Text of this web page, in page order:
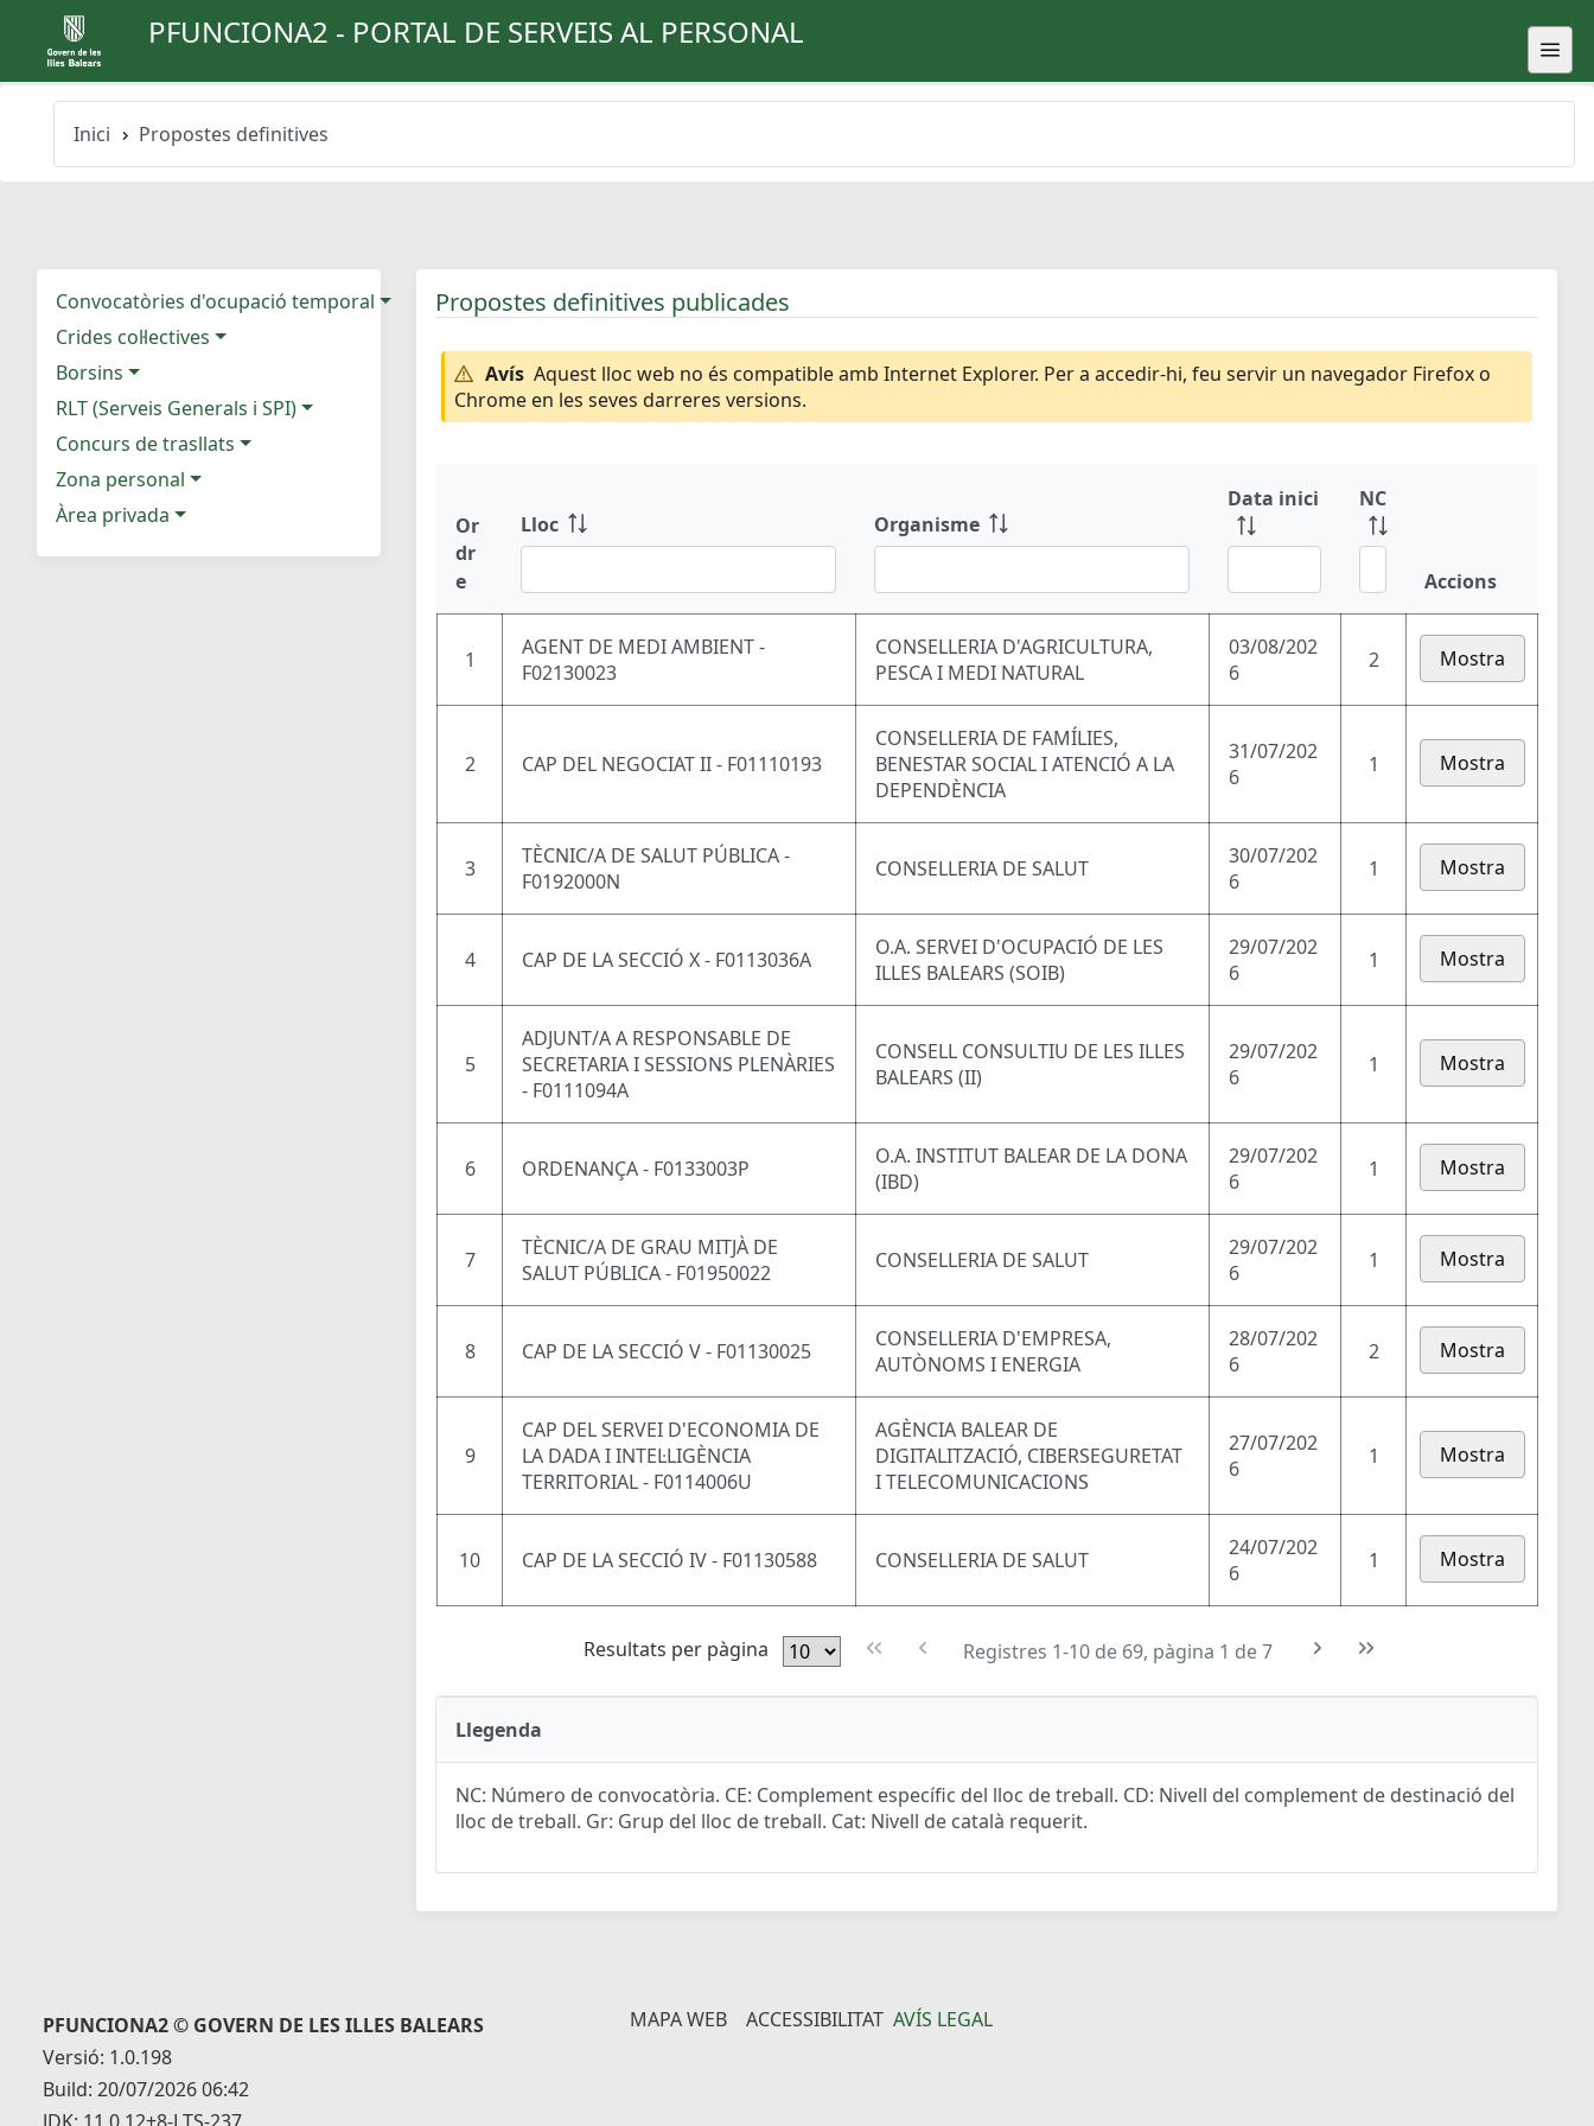
PFUNCIONA2 - PORTAL DE SERVEIS AL PERSONAL
Inici Propostes definitives
Convocatòries d'ocupació temporal
Crides col·lectives
Borsins
RLT (Serveis Generals i SPI)
Concurs de trasllats
Zona personal
Àrea privada
Propostes definitives publicades
Avís Aquest lloc web no és compatible amb Internet Explorer. Per a accedir-hi, feu servir un navegador Firefox o
Chrome en les seves darreres versions.
Or
dr
e
Lloc Organisme
Data inici NC
Accions
1
AGENT DE MEDI AMBIENT -
F02130023
CONSELLERIA D'AGRICULTURA,
PESCA I MEDI NATURAL
03/08/202
6
2 Mostra
2 CAP DEL NEGOCIAT II - F01110193
CONSELLERIA DE FAMÍLIES,
BENESTAR SOCIAL I ATENCIÓ A LA
DEPENDÈNCIA
31/07/202
6
1 Mostra
3
TÈCNIC/A DE SALUT PÚBLICA -
F0192000N
CONSELLERIA DE SALUT
30/07/202
6
1 Mostra
4 CAP DE LA SECCIÓ X - F0113036A
O.A. SERVEI D'OCUPACIÓ DE LES
ILLES BALEARS (SOIB)
29/07/202
6
1 Mostra
5
ADJUNT/A A RESPONSABLE DE
SECRETARIA I SESSIONS PLENÀRIES
- F0111094A
CONSELL CONSULTIU DE LES ILLES
BALEARS (II)
29/07/202
6
1 Mostra
6 ORDENANÇA - F0133003P
O.A. INSTITUT BALEAR DE LA DONA
(IBD)
29/07/202
6
1 Mostra
7
TÈCNIC/A DE GRAU MITJÀ DE
SALUT PÚBLICA - F01950022
CONSELLERIA DE SALUT
29/07/202
6
1 Mostra
8 CAP DE LA SECCIÓ V - F01130025
CONSELLERIA D'EMPRESA,
AUTÒNOMS I ENERGIA
28/07/202
6
2 Mostra
9
CAP DEL SERVEI D'ECONOMIA DE
LA DADA I INTEL·LIGÈNCIA
TERRITORIAL - F0114006U
AGÈNCIA BALEAR DE
DIGITALITZACIÓ, CIBERSEGURETAT
I TELECOMUNICACIONS
27/07/202
6
1 Mostra
10 CAP DE LA SECCIÓ IV - F01130588 CONSELLERIA DE SALUT
24/07/202
6
1 Mostra
Resultats per pàgina Registres 1-10 de 69, pàgina 1 de 7
Llegenda
NC: Número de convocatòria. CE: Complement específic del lloc de treball. CD: Nivell del complement de destinació del
lloc de treball. Gr: Grup del lloc de treball. Cat: Nivell de català requerit.
PFUNCIONA2 © GOVERN DE LES ILLES BALEARS
Versió: 1.0.198
Build: 20/07/2026 06:42
JDK: 11.0.12+8-LTS-237
MAPA WEB ACCESSIBILITAT AVÍS LEGAL